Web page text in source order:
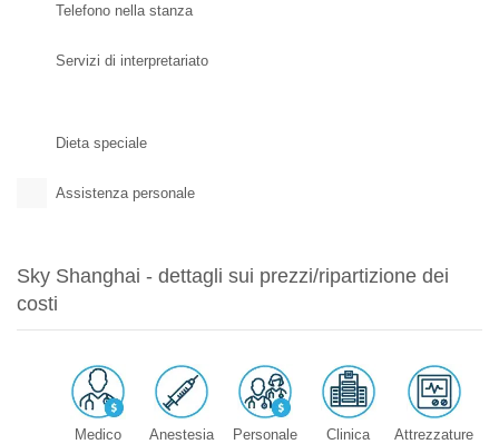
Telefono nella stanza
Servizi di interpretariato
Dieta speciale
Assistenza personale
Sky Shanghai - dettagli sui prezzi/ripartizione dei
costi
Medico Anestesia
Personale
Clinica Attrezzature